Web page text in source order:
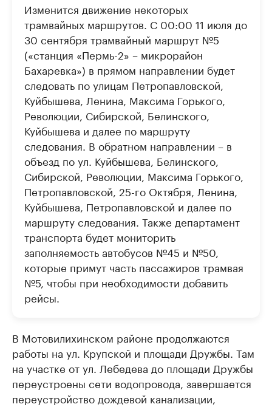
Изменится движение некоторых
трамвайных маршрутов. С 00:00 11 июля до
30 сентября трамвайный маршрут №5
(«станция «Пермь-2» – микрорайон
Бахаревка») в прямом направлении будет
следовать по улицам Петропавловской,
Куйбышева, Ленина, Максима Горького,
Революции, Сибирской, Белинского,
Куйбышева и далее по маршруту
следования. В обратном направлении – в
объезд по ул. Куйбышева, Белинского,
Сибирской, Революции, Максима Горького,
Петропавловской, 25-го Октября, Ленина,
Куйбышева, Петропавловской и далее по
маршруту следования. Также департамент
транспорта будет мониторить
заполняемость автобусов №45 и №50,
которые примут часть пассажиров трамвая
№5, чтобы при необходимости добавить
рейсы.
В Мотовилихинском районе продолжаются
работы на ул. Крупской и площади Дружбы. Там
на участке от ул. Лебедева до площади Дружбы
переустроены сети водопровода, завершается
переустройство дождевой канализации,